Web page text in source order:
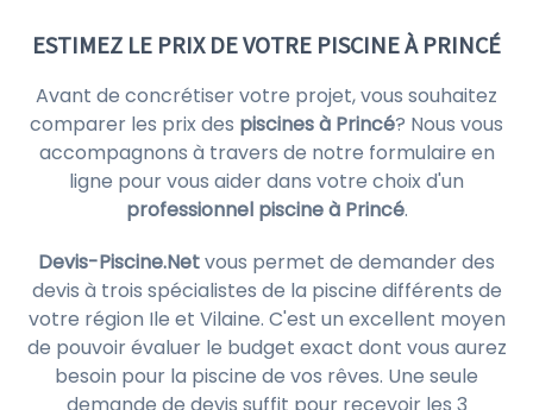
ESTIMEZ LE PRIX DE VOTRE PISCINE À PRINCÉ
Avant de concrétiser votre projet, vous souhaitez
comparer les prix des piscines à Princé? Nous vous
accompagnons à travers de notre formulaire en
ligne pour vous aider dans votre choix d'un
professionnel piscine à Princé.
Devis-Piscine.Netvous permet de demander des
devis à trois spécialistes de la piscine différents de
votre région Ile et Vilaine. C'est un excellent moyen
de pouvoir évaluer le budget exact dont vous aurez
besoin pour la piscine de vos rêves. Une seule